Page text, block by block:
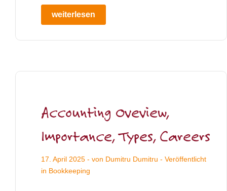
weiterlesen
Accounting Oveview,
Importance, Types, Careers
17. April 2025 - von Dumitru Dumitru - Veröffentlicht
in Bookkeeping